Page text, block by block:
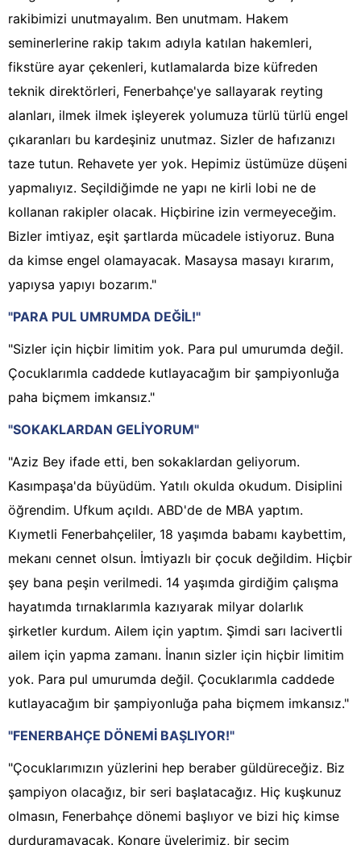
rakibimizi unutmayalım. Ben unutmam. Hakem
seminerlerine rakip takım adıyla katılan hakemleri,
fikstüre ayar çekenleri, kutlamalarda bize küfreden
teknik direktörleri, Fenerbahçe'ye sallayarak reyting
alanları, ilmek ilmek işleyerek yolumuza türlü türlü engel
çıkaranları bu kardeşiniz unutmaz. Sizler de hafızanızı
taze tutun. Rehavete yer yok. Hepimiz üstümüze düşeni
yapmalıyız. Seçildiğimde ne yapı ne kirli lobi ne de
kollanan rakipler olacak. Hiçbirine izin vermeyeceğim.
Bizler imtiyaz, eşit şartlarda mücadele istiyoruz. Buna
da kimse engel olamayacak. Masaysa masayı kırarım,
yapıysa yapıyı bozarım."
"PARA PUL UMRUMDA DEĞİL!"
"Sizler için hiçbir limitim yok. Para pul umurumda değil.
Çocuklarımla caddede kutlayacağım bir şampiyonluğa
paha biçmem imkansız."
"SOKAKLARDAN GELİYORUM"
"Aziz Bey ifade etti, ben sokaklardan geliyorum.
Kasımpaşa'da büyüdüm. Yatılı okulda okudum. Disiplini
öğrendim. Ufkum açıldı. ABD'de de MBA yaptım.
Kıymetli Fenerbahçeliler, 18 yaşımda babamı kaybettim,
mekanı cennet olsun. İmtiyazlı bir çocuk değildim. Hiçbir
şey bana peşin verilmedi. 14 yaşımda girdiğim çalışma
hayatımda tırnaklarımla kazıyarak milyar dolarlık
şirketler kurdum. Ailem için yaptım. Şimdi sarı lacivertli
ailem için yapma zamanı. İnanın sizler için hiçbir limitim
yok. Para pul umurumda değil. Çocuklarımla caddede
kutlayacağım bir şampiyonluğa paha biçmem imkansız."
"FENERBAHÇE DÖNEMİ BAŞLIYOR!"
"Çocuklarımızın yüzlerini hep beraber güldüreceğiz. Biz
şampiyon olacağız, bir seri başlatacağız. Hiç kuşkunuz
olmasın, Fenerbahçe dönemi başlıyor ve bizi hiç kimse
durduramayacak. Kongre üyelerimiz, bir seçim